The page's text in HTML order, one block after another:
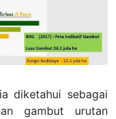
diketahui sebagai
gambut urutan